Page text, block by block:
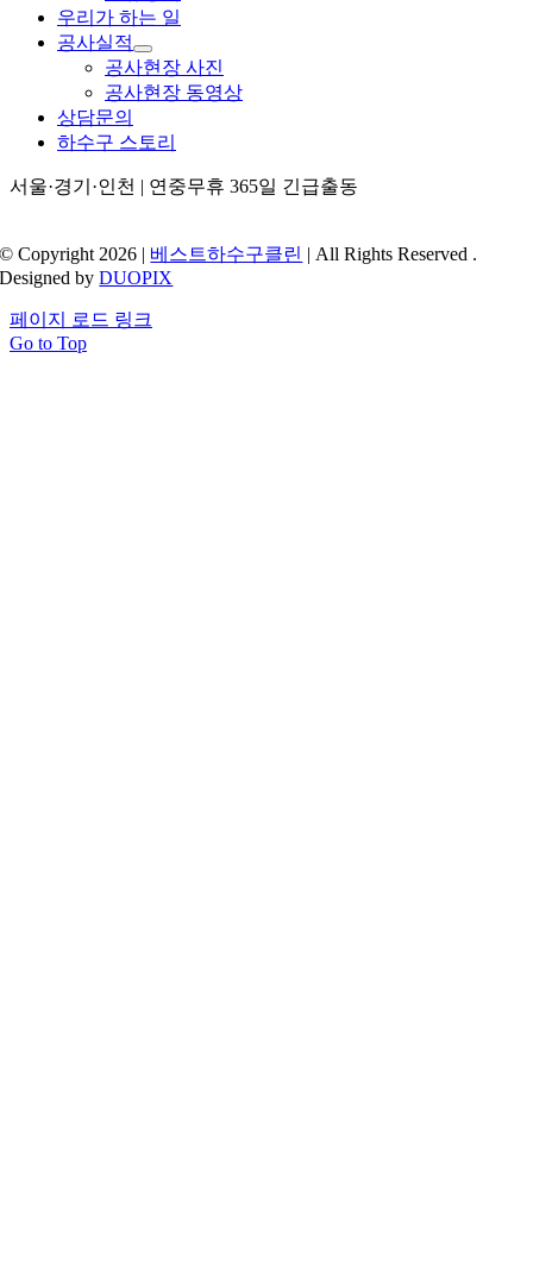
우리가 하는 일
공사실적
공사현장 사진
공사현장 동영상
상담문의
하수구 스토리
서울·경기·인천 | 연중무휴 365일 긴급출동
© Copyright 2026 | 베스트하수구클린 | All Rights Reserved .
Designed byDUOPIX
페이지 로드 링크
Go to Top